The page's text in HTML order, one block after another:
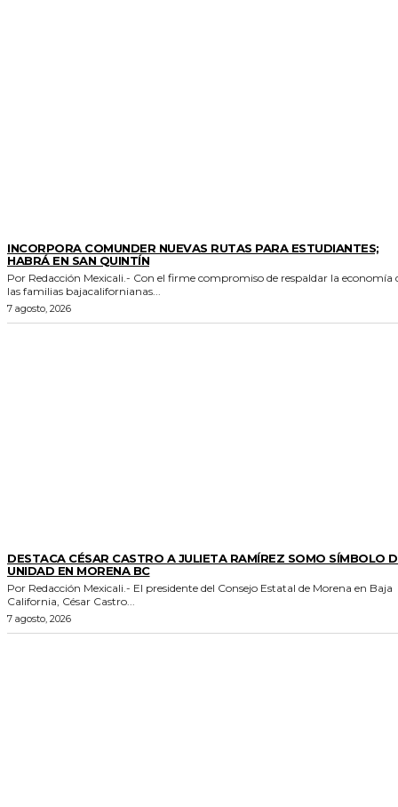
INCORPORA COMUNDER NUEVAS RUTAS PARA ESTUDIANTES;
HABRÁ EN SAN QUINTÍN
Por Redacción Mexicali.- Con el firme compromiso de respaldar la economía de
las familias bajacalifornianas...
7 agosto, 2026
DESTACA CÉSAR CASTRO A JULIETA RAMÍREZ SOMO SÍMBOLO
UNIDAD EN MORENA BC
Por Redacción Mexicali.- El presidente del Consejo Estatal de Morena en Baja
California, César Castro...
7 agosto, 2026